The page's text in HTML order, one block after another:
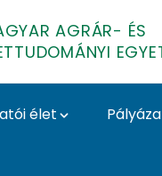
AGRÁR- ÉS
élet